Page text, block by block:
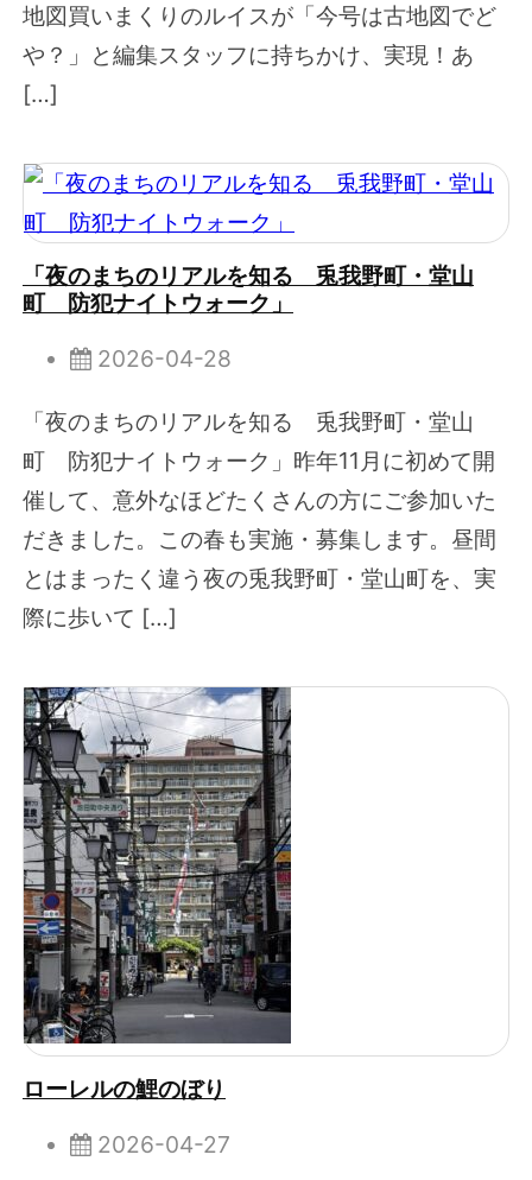
地図買いまくりのルイスが「今号は古地図でど
や？」と編集スタッフに持ちかけ、実現！あ
[…]
「夜のまちのリアルを知る 兎我野町・堂山
町 防犯ナイトウォーク」
2026-04-28
「夜のまちのリアルを知る 兎我野町・堂山
町 防犯ナイトウォーク」昨年11月に初めて開
催して、意外なほどたくさんの方にご参加いた
だきました。この春も実施・募集します。昼間
とはまったく違う夜の兎我野町・堂山町を、実
際に歩いて […]
ローレルの鯉のぼり
2026-04-27